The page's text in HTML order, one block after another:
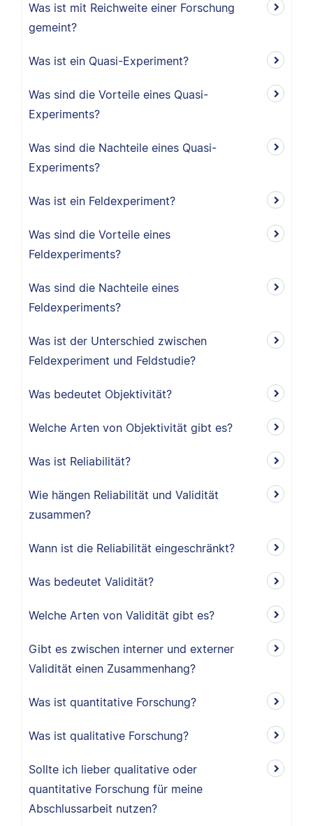
Was ist mit Reichweite einer Forschung
gemeint?
Was ist ein Quasi-Experiment?
Was sind die Vorteile eines Quasi-
Experiments?
Was sind die Nachteile eines Quasi-
Experiments?
Was ist ein Feldexperiment?
Was sind die Vorteile eines
Feldexperiments?
Was sind die Nachteile eines
Feldexperiments?
Was ist der Unterschied zwischen
Feldexperiment und Feldstudie?
Was bedeutet Objektivität?
Welche Arten von Objektivität gibt es?
Was ist Reliabilität?
Wie hängen Reliabilität und Validität
zusammen?
Wann ist die Reliabilität eingeschränkt?
Was bedeutet Validität?
Welche Arten von Validität gibt es?
Gibt es zwischen interner und externer
Validität einen Zusammenhang?
Was ist quantitative Forschung?
Was ist qualitative Forschung?
Sollte ich lieber qualitative oder
quantitative Forschung für meine
Abschlussarbeit nutzen?